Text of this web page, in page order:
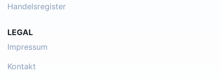
Handelsregister
LEGAL
Impressum
Kontakt